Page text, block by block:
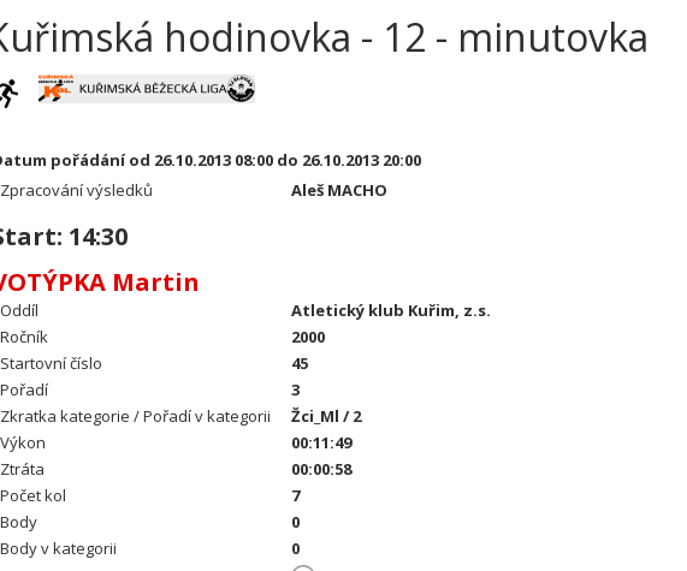
hodinovka - 12 - minutovka
pořádání od 26.10.2013 08:00 do 26.10.2013 20:00
Zpracování výsledků
Aleš MACHO
14:30
Martin
Oddíl
Atletický klub Kuřim, z.s.
Ročník
2000
Startovní číslo
45
Pořadí
3
Zkratka kategorie / Pořadí v kategorii
Žci_Ml / 2
Výkon
00:11:49
Ztráta
00:00:58
Počet kol
7
Body
0
Body v kategorii
0